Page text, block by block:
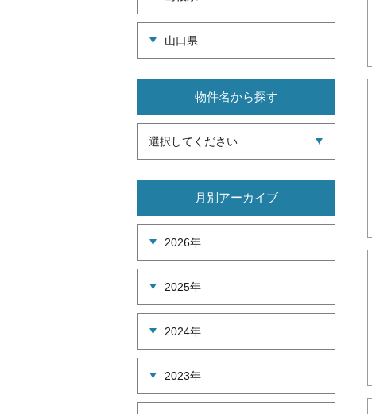
山口県
物件名から探す
選択してください
月別アーカイブ
2026年
2025年
2024年
2023年